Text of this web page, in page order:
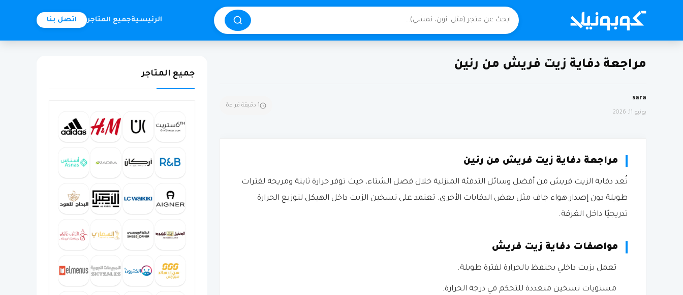
الرئيسيةجميع المتاجر اتصل بنا
مراجعة دفاية زيت فريش من رنين
sara
يونيو 11, 2026
1 دقيقة قراءة
مراجعة دفاية زيت فريش من رنين
تُعد دفاية الزيت فريش من أفضل وسائل التدفئة المنزلية خلال فصل الشتاء، حيث توفر حرارة ثابتة ومريحة لفترات
طويلة دون إصدار هواء جاف مثل بعض الدفايات الأخرى. تعتمد على تسخين الزيت داخل الهيكل لتوزيع الحرارة
تدريجيًا داخل الغرفة.
مواصفات دفاية زيت فريش
تعمل بزيت داخلي يحتفظ بالحرارة لفترة طويلة.
مستويات تسخين متعددة للتحكم في درجة الحرارة.